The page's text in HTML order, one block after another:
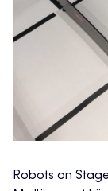
Robots on